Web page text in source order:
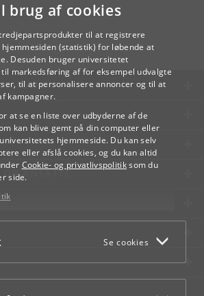
brug af cookies
til at registrere
(statistik) for løbende at
Desuden bruger universitetet
markedsføring af for eksempel udvalgte
til at personalisere annoncer og til at
kampagner.
at se en liste over udbyderne af de
kan blive gemt på din computer eller
hjemmeside. Du kan selv
eller afslå cookies, og du kan altid
Cookie- og privatlivspolitiksom du
side.
afslå Se cookies
Læring
.dk
OG ANSATTE